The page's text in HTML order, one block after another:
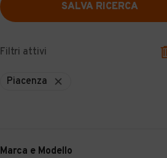
SALVA RICERCA
Filtri attivi
Piacenza
Marca e Modello